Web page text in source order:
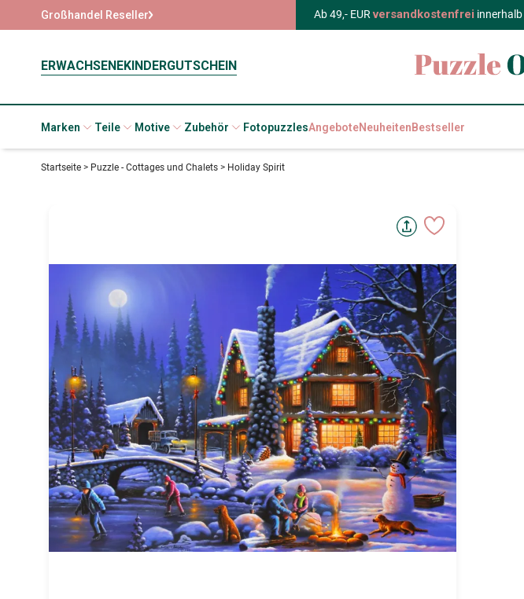
Großhandel Reseller Ab 49,- EURversandkostenfrei
ERWACHSENEKINDERGUTSCHEIN
Marken Teile Motive Zubehör FotopuzzlesAngeboteNeuheitenBestseller
Startseite > Puzzle - Cottages und Chalets > Holiday Spirit